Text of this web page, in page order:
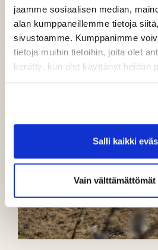
jaamme sosiaalisen median,
alan kumppaneillemme tietoja
sivustoamme. Kumppanimme
tietoja muihin tietoihin, joita olet
kerätty, kun olet käyttänyt heidän
Salli kaikki
Vain välttämättömät